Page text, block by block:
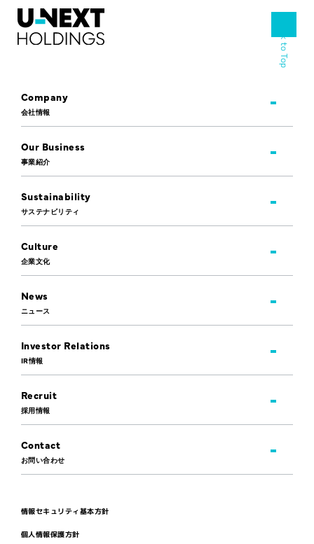
Company
会社情報
Our Business
事業紹介
Sustainability
サステナビリティ
Culture
企業文化
News
ニュース
Investor Relations
IR情報
Recruit
採用情報
Contact
お問い合わせ
情報セキュリティ基本方針
個人情報保護方針
Back to Top